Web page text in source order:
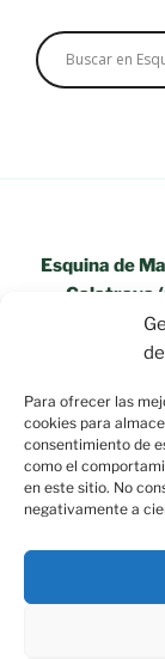
Para ofrecer las
cookies para
consentimiento de
como el
en este sitio. No
negativamente a
Esquina de
Calatrava
«Aviso Legal»